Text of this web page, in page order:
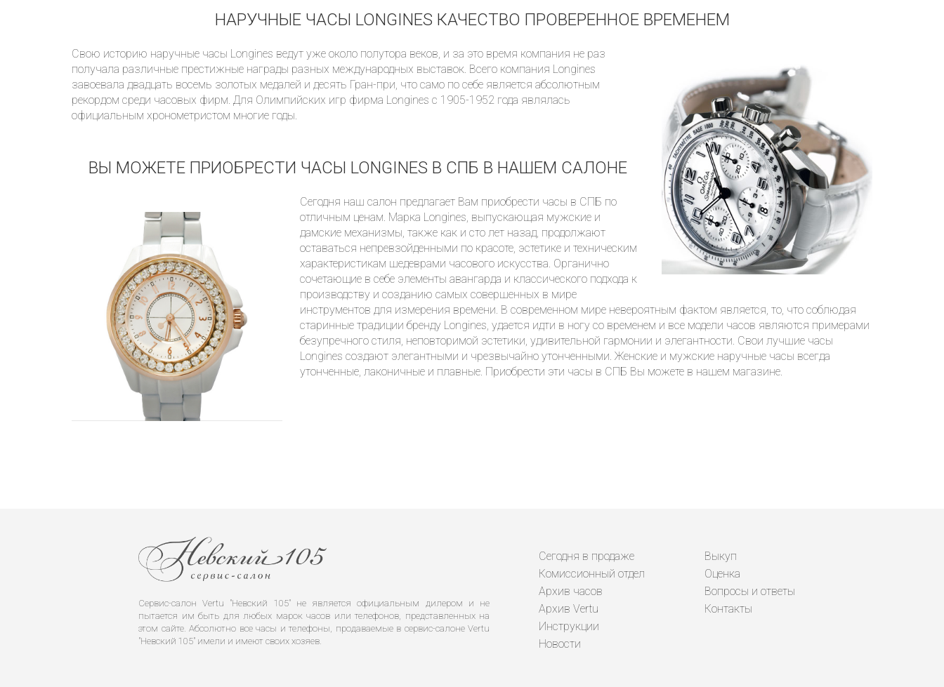
НАРУЧНЫЕ ЧАСЫ LONGINES КАЧЕСТВО ПРОВЕРЕННОЕ ВРЕМЕНЕМ
Свою историю наручные часы Longines ведут уже около полутора веков, и за это время компания не раз
получала различные престижные награды разных международных выставок. Всего компания Longines
завоевала двадцать восемь золотых медалей и десять Гран-при, что само по себе является абсолютным
рекордом среди часовых фирм. Для Олимпийских игр фирма Longines с 1905-1952 года являлась
официальным хронометристом многие годы.
ВЫ МОЖЕТЕ ПРИОБРЕСТИ ЧАСЫ LONGINES В СПБ В НАШЕМ САЛОНЕ
Сегодня наш салон предлагает Вам приобрести часы в СПБ по
отличным ценам. Марка Longines, выпускающая мужские и
дамские механизмы, также как и сто лет назад, продолжают
оставаться непревзойденными по красоте, эстетике и техническим
характеристикам шедеврами часового искусства. Органично
сочетающие в себе элементы авангарда и классического подхода к
производству и созданию самых совершенных в мире
инструментов для измерения времени. В современном мире невероятным фактом является, то, что соблюдая
старинные традиции бренду Longines, удается идти в ногу со временем и все модели часов являются примерами
безупречного стиля, неповторимой эстетики, удивительной гармонии и элегантности. Свои лучшие часы
Longines создают элегантными и чрезвычайно утонченными. Женские и мужские наручные часы всегда
утонченные, лаконичные и плавные. Приобрести эти часы в СПБ Вы можете в нашем магазине.
Сервис-салон Vertu "Невский 105" не является официальным дилером и не
пытается им быть для любых марок часов или телефонов, представленных на
этом сайте. Абсолютно все часы и телефоны, продаваемые в сервис-салоне Vertu
"Невский 105" имели и имеют своих хозяев.
Сегодня в продаже
Комиссионный отдел
Архив часов
Архив Vertu
Инструкции
Новости
Выкуп
Оценка
Вопросы и ответы
Контакты